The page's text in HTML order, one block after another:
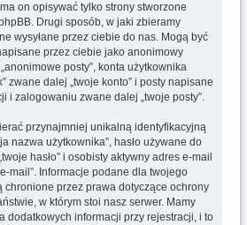
on opisywać tylko strony stworzone
Drugi sposób, w jaki zbieramy
wysyłane przez ciebie do nas. Mogą być
przez ciebie jako anonimowy
posty”, konta użytkownika
zwane dalej „twoje konto” i posty napisane
i zalogowaniu zwane dalej „twoje posty”.
przynajmniej unikalną identyfikacyjną
nazwa użytkownika”, hasło używane do
hasło” i osobisty aktywny adres e-mail
mail”. Informacje podane dla twojego
chronione przez prawa dotyczące ochrony
w którym stoi nasz serwer. Mamy
dodatkowych informacji przy rejestracji, i to